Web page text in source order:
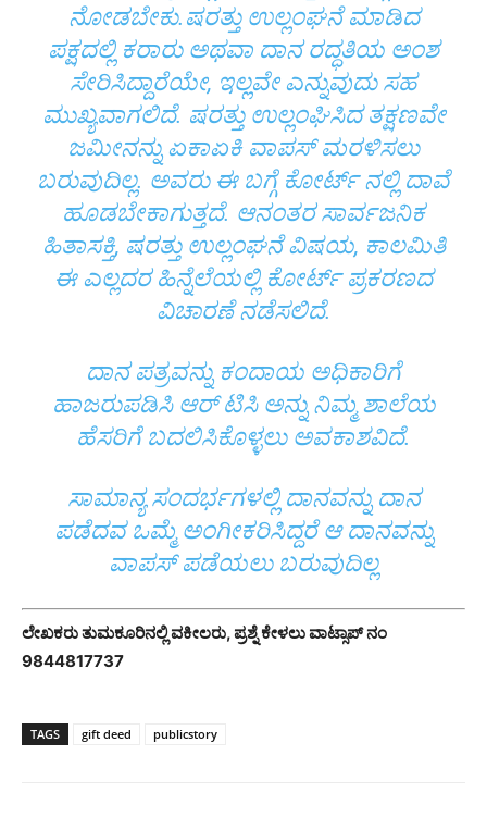
ನೋಡಬೇಕು.‌ಷರತ್ತು ಉಲ್ಲಂಘನೆ ಮಾಡಿದ
ಪಕ್ಷದಲ್ಲಿ ಕರಾರು ಅಥವಾ ದಾನ ರದ್ಧತಿಯ ಅಂಶ
ಸೇರಿಸಿದ್ದಾರೆಯೇ, ಇಲ್ಲವೇ ಎನ್ನುವುದು ಸಹ
ಮುಖ್ಯವಾಗಲಿದೆ. ಷರತ್ತು ಉಲ್ಲಂಘಿಸಿದ ತಕ್ಷಣವೇ
ಜಮೀನನ್ನು ಏಕಾಏಕಿ ವಾಪಸ್ ಮರಳಿಸಲು
ಬರುವುದಿಲ್ಲ. ಅವರು ಈ ಬಗ್ಗೆ ಕೋರ್ಟ್ ನಲ್ಲಿ ದಾವೆ
ಹೂಡಬೇಕಾಗುತ್ತದೆ. ಆನಂತರ ಸಾರ್ವಜನಿಕ
ಹಿತಾಸಕ್ತಿ, ಷರತ್ತು ಉಲ್ಲಂಘನೆ ವಿಷಯ, ಕಾಲಮಿತಿ
ಈ ಎಲ್ಲದರ ಹಿನ್ನೆಲೆಯಲ್ಲಿ ಕೋರ್ಟ್ ಪ್ರಕರಣದ
ವಿಚಾರಣೆ ನಡೆಸಲಿದೆ.
ದಾನ ಪತ್ರವನ್ನು ಕಂದಾಯ ಅಧಿಕಾರಿಗೆ
ಹಾಜರುಪಡಿಸಿ ಆರ್ ಟಿಸಿ ಅನ್ನು ನಿಮ್ಮ ಶಾಲೆಯ
ಹೆಸರಿಗೆ ಬದಲಿಸಿಕೊಳ್ಳಲು ಅವಕಾಶವಿದೆ.
ಸಾಮಾನ್ಯ ಸಂದರ್ಭಗಳಲ್ಲಿ ದಾನವನ್ನು ದಾನ
ಪಡೆದವ ಒಮ್ಮೆ ಅಂಗೀಕರಿಸಿದ್ದರೆ ಆ ದಾನವನ್ನು
ವಾಪಸ್ ಪಡೆಯಲು ಬರುವುದಿಲ್ಲ
ಲೇಖಕರು ತುಮಕೂರಿನಲ್ಲಿ ವಕೀಲರು, ಪ್ರಶ್ನೆ ಕೇಳಲು ವಾಟ್ಸಾಪ್ ನಂ
9844817737
TAGS gift deed publicstory